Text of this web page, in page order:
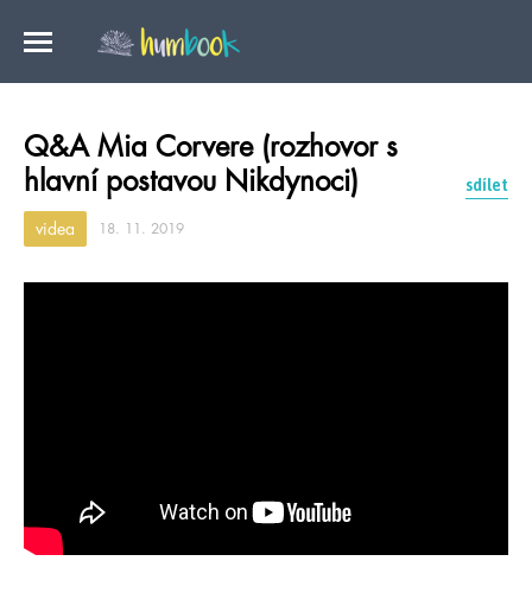
Q&A Mia Corvere (rozhovor s
hlavní postavou Nikdynoci)
sdílet
videa 18. 11. 2019